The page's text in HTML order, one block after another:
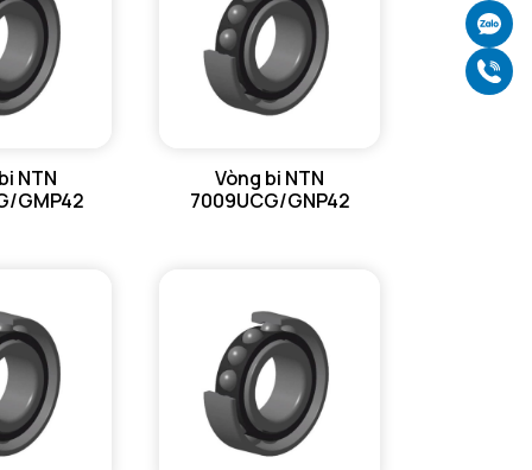
NTN
GMP42
Vòng bi NTN
7009UCG/GNP42